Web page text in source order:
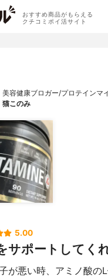
おすすめ商品がもらえる
クチコミポイ活サイト
美容健康ブロガー/プロテインマ
猫このみ
5.00
サポートしてく
が悪い時、アミノ酸の